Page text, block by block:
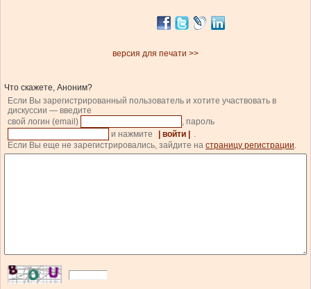
версия для печати >>
Что скажете, Аноним?
Если Вы зарегистрированный пользователь и хотите участвовать в
дискуссии — введите
свой логин (email)
, пароль
и нажмите
| войти |
.
Если Вы еще не зарегистрировались, зайдите на страницу регистрации.